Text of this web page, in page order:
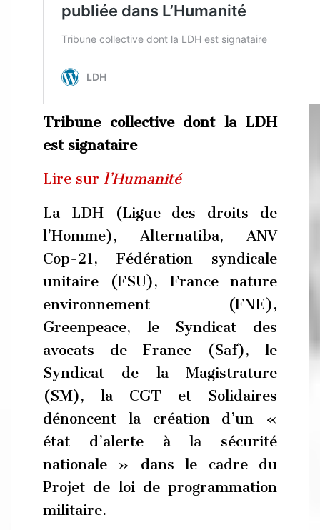
Tribune collective dont la LDH
est signataire
Lire sur l’Humanité
La LDH (Ligue des droits de
l’Homme), Alternatiba, ANV
Cop-21, Fédération syndicale
unitaire (FSU), France nature
environnement (FNE),
Greenpeace, le Syndicat des
avocats de France (Saf), le
Syndicat de la Magistrature
(SM), la CGT et Solidaires
dénoncent la création d’un «
état d’alerte à la sécurité
nationale » dans le cadre du
Projet de loi de programmation
militaire.